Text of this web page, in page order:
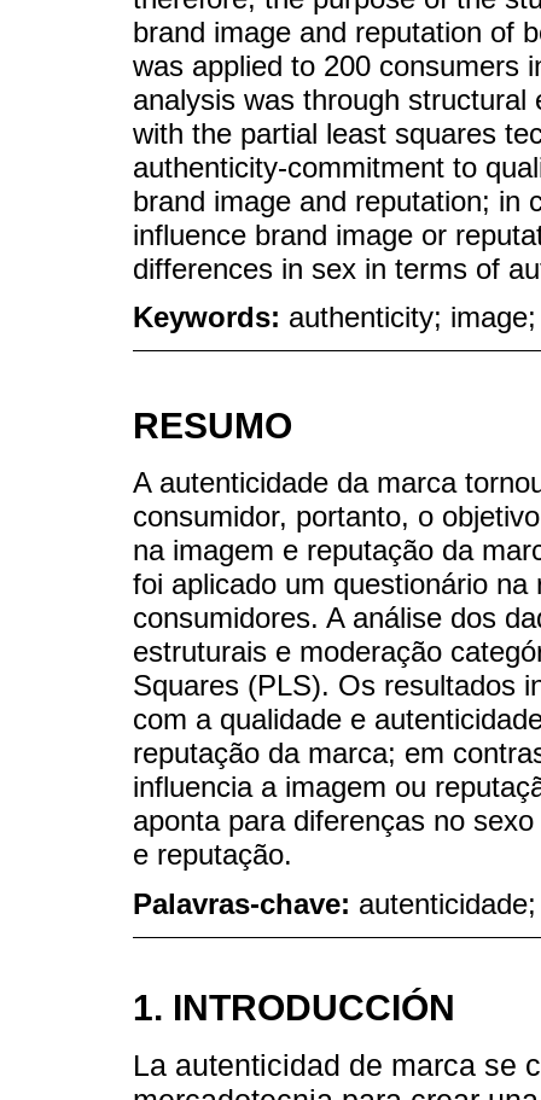
brand image and reputation of
was applied to 200 consumers
analysis was through
with the partial least squares
authenticity-commitment to
brand image and reputation; in
influence brand image or
differences in sex in terms of
Keywords: authenticity;
RESUMO
A autenticidade da marca
consumidor, portanto, o
na imagem e reputação da
foi aplicado um questionário
consumidores. A análise dos
estruturais e moderação
Squares (PLS). Os resultados
com a qualidade e
reputação da marca; em
influencia a imagem ou
aponta para diferenças no
e reputação.
Palavras-chave:
1. INTRODUCCIÓN
La autenticidad de marca se